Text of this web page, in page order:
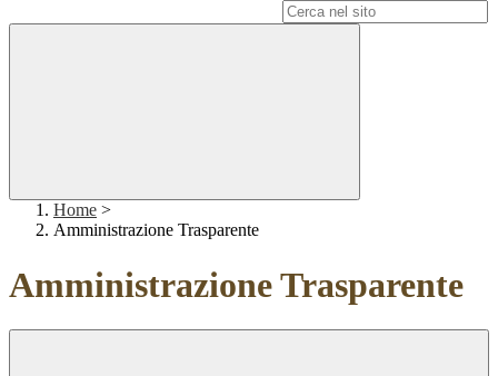
Home >
Amministrazione Trasparente
Amministrazione Trasparente